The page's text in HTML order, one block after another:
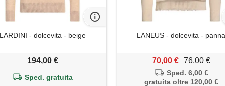
LARDINI - dolcevita - beige
194,00 €
Sped. gratuita
LANEUS - dolcevita - panna
70,00 € 76,00 €
Sped. 6,00 €
gratuita oltre 120,00 €